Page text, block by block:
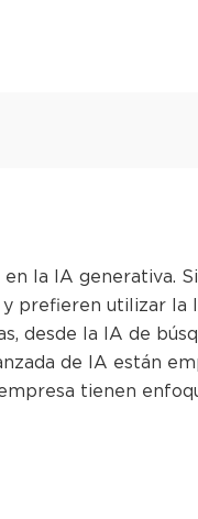
la IA generativa.
prefieren utilizar la
desde la IA de
de IA están
tienen